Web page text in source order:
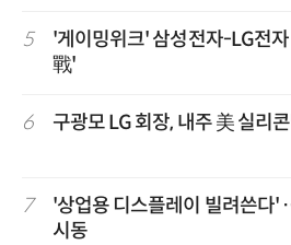
5
'게이밍위크' 삼성전자-LG전
戰'
6 구광모 LG 회장, 내주 美 실리
7
'상업용 디스플레이 빌려쓴다'
시동